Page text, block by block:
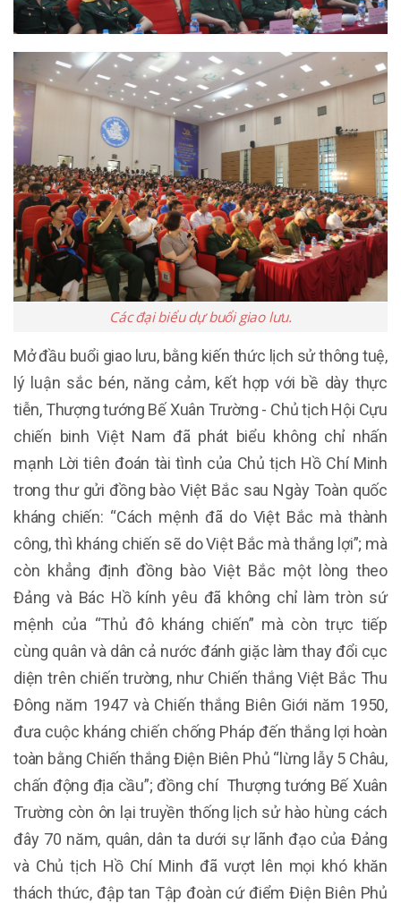
Các đại biểu dự buổi giao lưu.
Mở đầu buổi giao lưu, bằng kiến thức lịch sử thông tuệ,
lý luận sắc bén, năng cảm, kết hợp với bề dày thực
tiễn, Thượng tướng Bế Xuân Trường - Chủ tịch Hội Cựu
chiến binh Việt Nam đã phát biểu không chỉ nhấn
mạnh Lời tiên đoán tài tình của Chủ tịch Hồ Chí Minh
trong thư gửi đồng bào Việt Bắc sau Ngày Toàn quốc
kháng chiến: “Cách mệnh đã do Việt Bắc mà thành
công, thì kháng chiến sẽ do Việt Bắc mà thắng lợi”; mà
còn khẳng định đồng bào Việt Bắc một lòng theo
Đảng và Bác Hồ kính yêu đã không chỉ làm tròn sứ
mệnh của “Thủ đô kháng chiến” mà còn trực tiếp
cùng quân và dân cả nước đánh giặc làm thay đổi cục
diện trên chiến trường, như Chiến thắng Việt Bắc Thu
Đông năm 1947 và Chiến thắng Biên Giới năm 1950,
đưa cuộc kháng chiến chống Pháp đến thắng lợi hoàn
toàn bằng Chiến thắng Điện Biên Phủ “lừng lẫy 5 Châu,
chấn động địa cầu”; đồng chí Thượng tướng Bế Xuân
Trường còn ôn lại truyền thống lịch sử hào hùng cách
đây 70 năm, quân, dân ta dưới sự lãnh đạo của Đảng
và Chủ tịch Hồ Chí Minh đã vượt lên mọi khó khăn
thách thức, đập tan Tập đoàn cứ điểm Điện Biên Phủ